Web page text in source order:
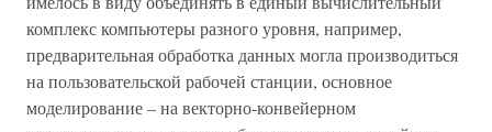
комплекс компьютеры разного уровня, например,
предварительная обработка данных могла производиться
на пользовательской рабочей станции, основное
моделирование – на векторно-конвейерном